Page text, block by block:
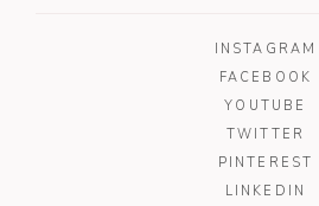
INSTAGRAM
FACEBOOK
YOUTUBE
TWITTER
PINTEREST
LINKEDIN